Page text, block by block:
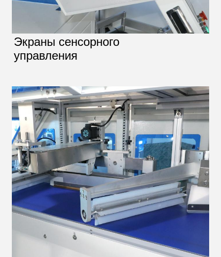
Экраны сенсорного
управления